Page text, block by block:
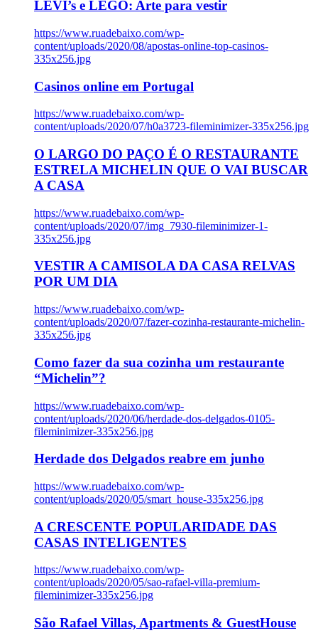
LEVI’s e LEGO: Arte para vestir
https://www.ruadebaixo.com/wp-
content/uploads/2020/08/apostas-online-top-casinos-
335x256.jpg
Casinos online em Portugal
https://www.ruadebaixo.com/wp-
content/uploads/2020/07/h0a3723-fileminimizer-335x256.jpg
O LARGO DO PAÇO É O RESTAURANTE
ESTRELA MICHELIN QUE O VAI BUSCAR
A CASA
https://www.ruadebaixo.com/wp-
content/uploads/2020/07/img_7930-fileminimizer-1-
335x256.jpg
VESTIR A CAMISOLA DA CASA RELVAS
POR UM DIA
https://www.ruadebaixo.com/wp-
content/uploads/2020/07/fazer-cozinha-restaurante-michelin-
335x256.jpg
Como fazer da sua cozinha um restaurante
“Michelin”?
https://www.ruadebaixo.com/wp-
content/uploads/2020/06/herdade-dos-delgados-0105-
fileminimizer-335x256.jpg
Herdade dos Delgados reabre em junho
https://www.ruadebaixo.com/wp-
content/uploads/2020/05/smart_house-335x256.jpg
A CRESCENTE POPULARIDADE DAS
CASAS INTELIGENTES
https://www.ruadebaixo.com/wp-
content/uploads/2020/05/sao-rafael-villa-premium-
fileminimizer-335x256.jpg
São Rafael Villas, Apartments & GuestHouse